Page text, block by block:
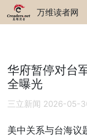
万维读者网
华府暂停对台
全曝光
三立新闻 2026-05-
美中关系与台海议